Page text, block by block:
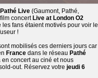
Pathé Live (Gaumont, Pathé,
film concert Live at London O2
fans étaient motivés pour voir le
!
mobilisés ces derniers jours car
France dans le réseau Pathé
concert au ciné et nous
out. Réservez votre jeudi 6